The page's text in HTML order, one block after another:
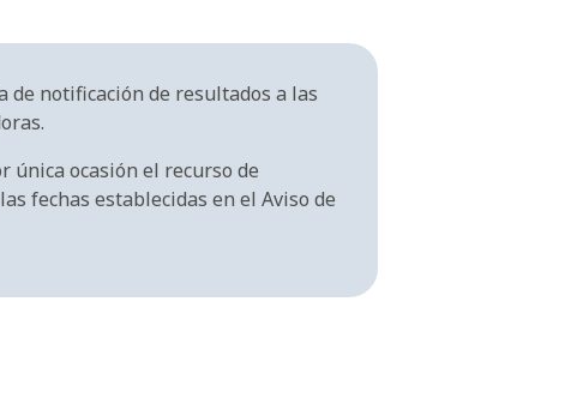
de notificación de resultados a las
única ocasión el recurso de
fechas establecidas en el Aviso de